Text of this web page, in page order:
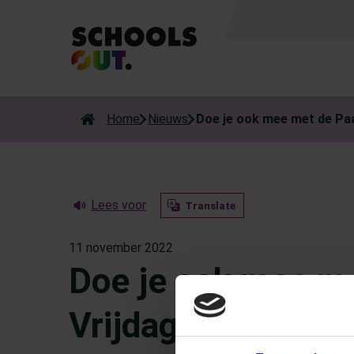
Als de resultaten voor automatisch aanvullen beschikbaar
Home Nieuws Doe je ook mee met de
Lees voor Translate
11 november 2022
Doe je ook mee
Vrijdag